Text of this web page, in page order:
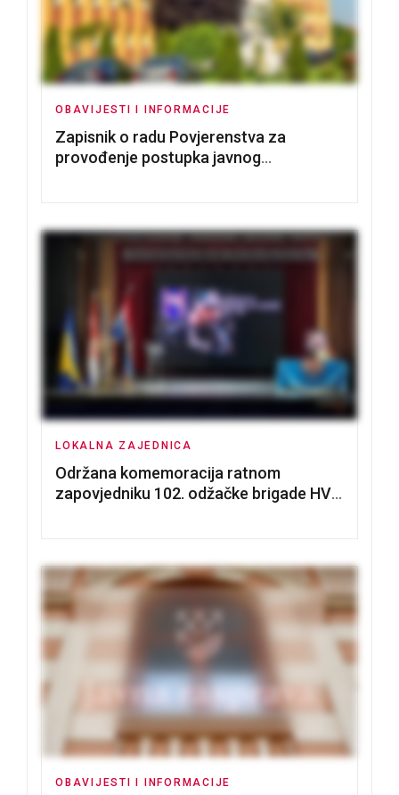
OBAVIJESTI I INFORMACIJE
Zapisnik o radu Povjerenstva za
provođenje postupka javnog
LOKALNA ZAJEDNICA
Održana komemoracija ratnom
zapovjedniku 102. odžačke brigade HVO
OBAVIJESTI I INFORMACIJE